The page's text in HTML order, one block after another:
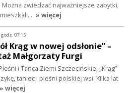
zwiedzać najważniejsze zabytki,
» więcej
godz. 07:15
Krąg w nowej odsłonie” –
Małgorzaty Furgi
i Tańca Ziemi Szczecińskiej „Krąg”
taniec i pieśni polskiej wsi. Kilka lat
» więcej